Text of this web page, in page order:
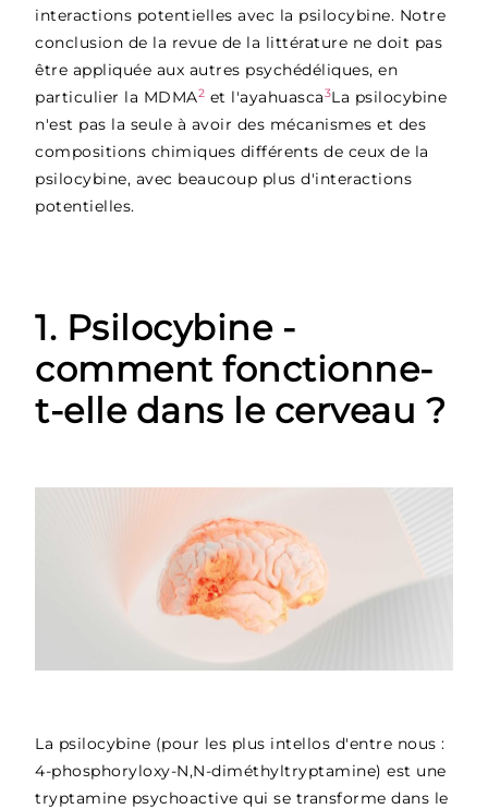
interactions potentielles avec la psilocybine. Notre
conclusion de la revue de la littérature ne doit pas
être appliquée aux autres psychédéliques, en
particulier la MDMA2 et l'ayahuasca3La psilocybine
n'est pas la seule à avoir des mécanismes et des
compositions chimiques différents de ceux de la
psilocybine, avec beaucoup plus d'interactions
potentielles.
1. Psilocybine -
comment fonctionne-
t-elle dans le cerveau ?
La psilocybine (pour les plus intellos d'entre nous :
4-phosphoryloxy-N,N-diméthyltryptamine) est une
tryptamine psychoactive qui se transforme dans le